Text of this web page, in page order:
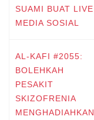
SUAMI BUAT LIVE
MEDIA SOSIAL
AL-KAFI #2055:
BOLEHKAH
PESAKIT
SKIZOFRENIA
MENGHADIAHKAN